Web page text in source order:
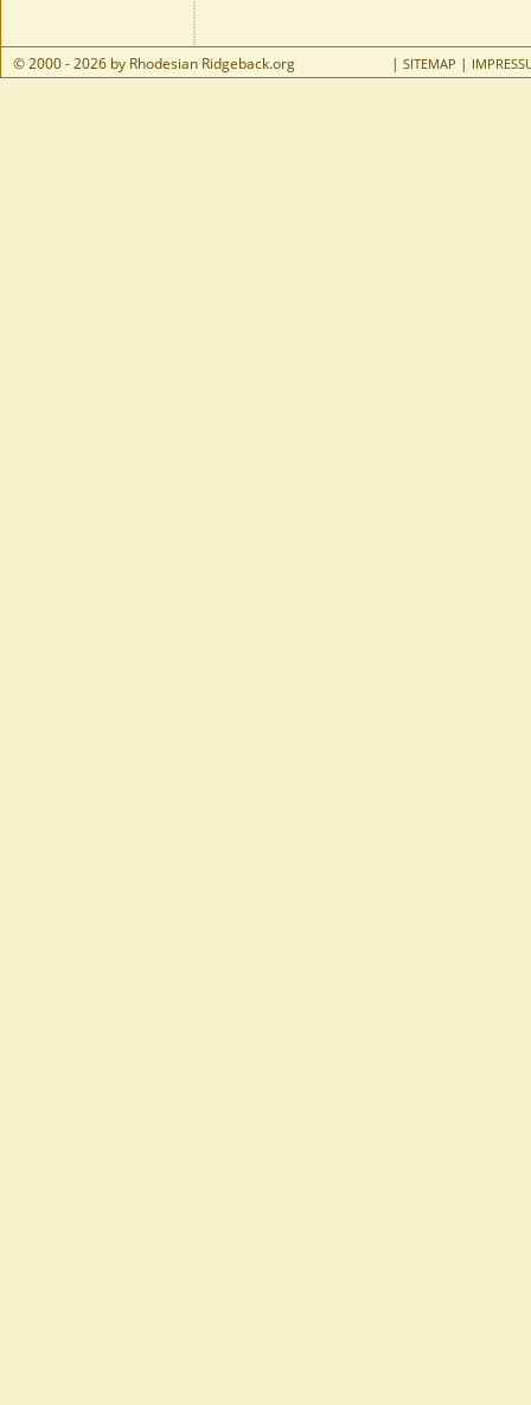
© 2000 - 2026 by Rhodesian Ridgeback.org | SITEMAP |